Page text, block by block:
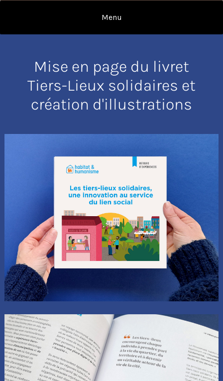
Mise en page du livret
Tiers-Lieux solidaires et
création d'illustrations